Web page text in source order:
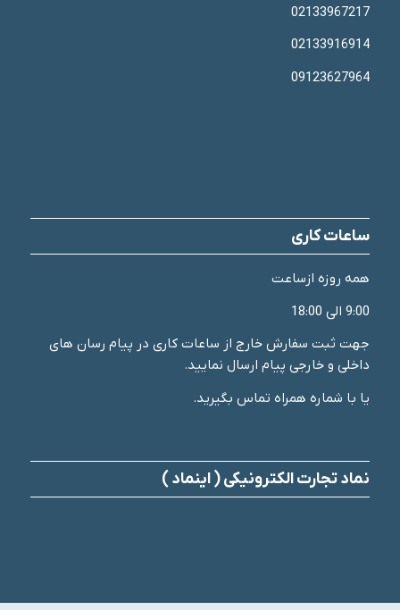
02133967217
02133916914
09123627964
ساعات کاری
همه روزه ازساعت
9:00 الی 18:00
جهت ثبت سفارش خارج از ساعات کاری در پیام رسان های
داخلی و خارجی پیام ارسال نمایید.
یا با شماره همراه تماس بگیرید.
نماد تجارت الکترونیکی ( اینماد )